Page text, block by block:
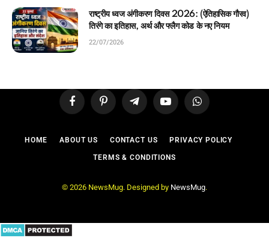
राष्ट्रीय ध्वज अंगीकरण दिवस 2026: (ऐतिहासिक गौरव)
तिरंगे का इतिहास, अर्थ और फ्लैग कोड के नए नियम
22/07/2026
FacebookPinterest TelegramYouTubeWhatsApp
HOME ABOUT US CONTACT US PRIVACY POLICY
TERMS & CONDITIONS
© 2026 NewsMug. Designed by NewsMug.